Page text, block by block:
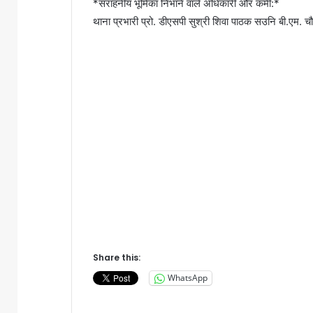
*सराहनीय भूमिका निभाने वाले अधिकारी और कर्मी:*
थाना प्रभारी प्रो. डीएसपी सुश्री शिवा पाठक सउनि
Share this:
WhatsApp